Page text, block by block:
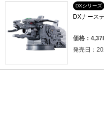
DXシリーズ
DXナース
価格：
発売日：